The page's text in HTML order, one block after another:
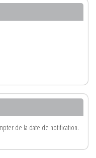
de la date de notification.